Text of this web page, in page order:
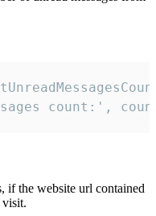
count:',
if the website url contained
visit.